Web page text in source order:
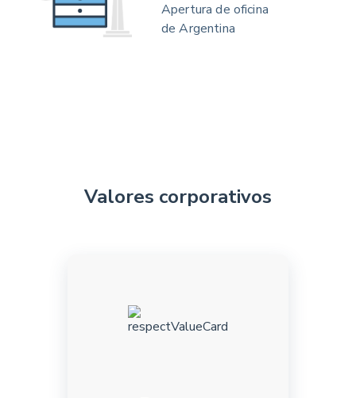
Apertura de oficina
de Argentina
Valores corporativos
Sabemos coexistir en un